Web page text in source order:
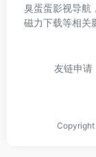
臭蛋蛋影视导航
磁力下载等相关
友链申请